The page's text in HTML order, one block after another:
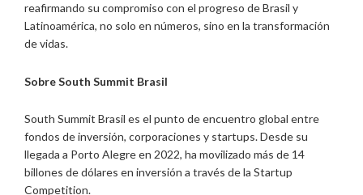
reafirmando su compromiso con el progreso de Brasil y
Latinoamérica, no solo en números, sino en la transformación
de vidas.
Sobre South Summit Brasil
South Summit Brasil es el punto de encuentro global entre
fondos de inversión, corporaciones y startups. Desde su
llegada a Porto Alegre en 2022, ha movilizado más de 14
billones de dólares en inversión a través de la Startup
Competition.